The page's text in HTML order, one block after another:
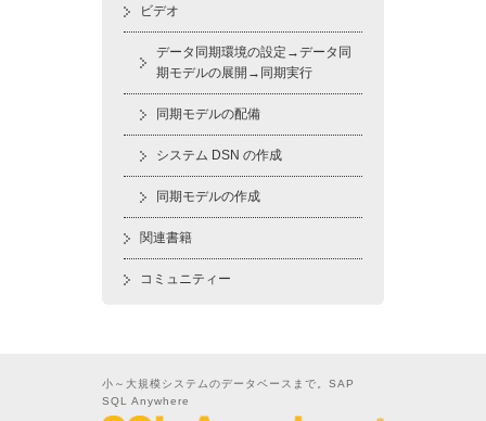
ビデオ
データ同期環境の設定→データ同
期モデルの展開→同期実行
同期モデルの配備
システム DSN の作成
同期モデルの作成
関連書籍
コミュニティー
小～大規模システムのデータベースまで。SAP
SQL Anywhere